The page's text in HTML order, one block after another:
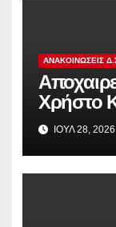
ΑΝΑΚΟΙΝΏΣΕΙΣ
Χρήστο
ΙΟΎΛ 28, 2026